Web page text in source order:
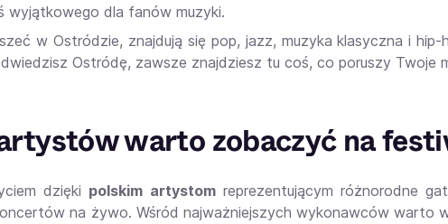
wyjątkowego dla fanów muzyki.
w Ostródzie, znajdują się pop, jazz, muzyka klasyczna i
Ostródę, zawsze znajdziesz tu coś, co poruszy Twoje
warto zobaczyć na
dzięki polskim artystomreprezentującym różnorodne
na żywo. Wśród najważniejszych wykonawców warto